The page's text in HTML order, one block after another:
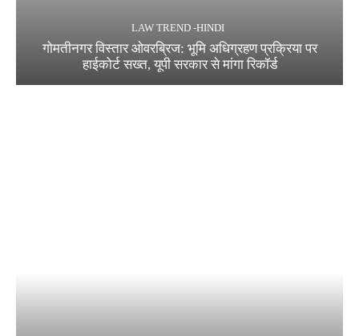
LAW TREND -HINDI
गोमतीनगर विस्तार ओवरब्रिज: भूमि अधिग्रहण प्रक्रिया पर
हाईकोर्ट सख्त, यूपी सरकार से मांगा रिकॉर्ड